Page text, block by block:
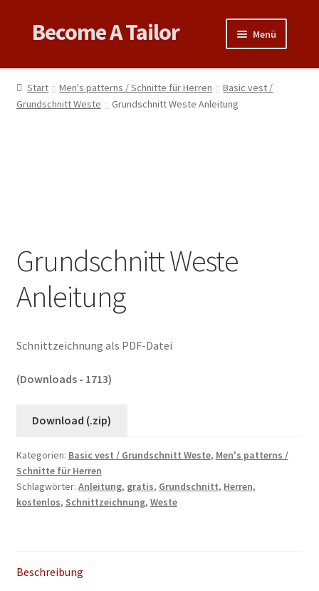
Zur
Navigation
Zum
Inhalt
Become A Tailor Menü
Books
öffnen
Videos
Start Men's patterns / Schnitte für Herren
Basic vest /
Grundschnitt Weste
Grundschnitt Weste Anleitung
Grundschnitt Weste
Anleitung
Schnittzeichnung als PDF-Datei
(Downloads - 1713)
Download (.zip)
Kategorien: Basic vest / Grundschnitt Weste, Men's patterns /
Schnitte für Herren
Schlagwörter: Anleitung, gratis, Grundschnitt, Herren,
kostenlos, Schnittzeichnung, Weste
Beschreibung